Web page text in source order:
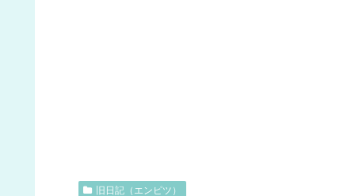
旧日記（エンピツ）